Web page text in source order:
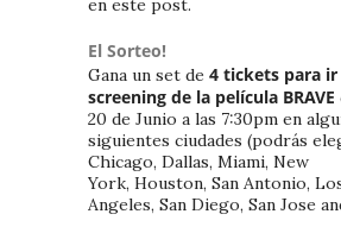
en este post.
El Sorteo!
Gana un set de 4 tickets para ir
screening de la película BRAVE
20 de Junio a las 7:30pm en
siguientes ciudades (podrás
Chicago, Dallas, Miami, New
York, Houston, San Antonio,
Angeles, San Diego, San Jose